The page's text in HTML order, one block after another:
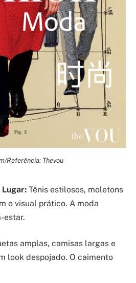
Referência: Thevou
Tênis estilosos, moletons
o visual prático. A moda
estar.
amplas, camisas largas e
look despojado. O caimento